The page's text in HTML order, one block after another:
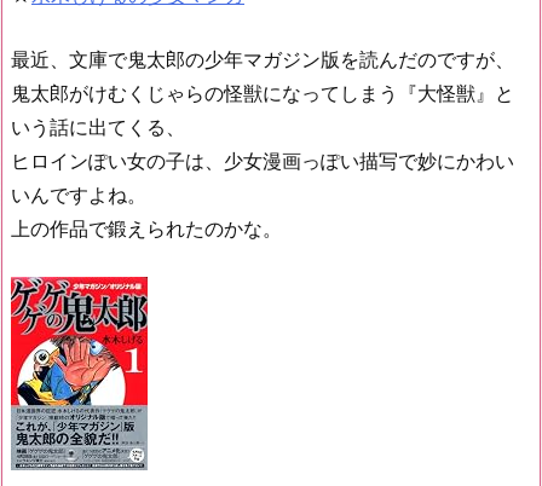
最近、文庫で鬼太郎の少年マガジン版を読んだのですが、
鬼太郎がけむくじゃらの怪獣になってしまう『大怪獣』と
いう話に出てくる、
ヒロインぽい女の子は、少女漫画っぽい描写で妙にかわい
いんですよね。
上の作品で鍛えられたのかな。